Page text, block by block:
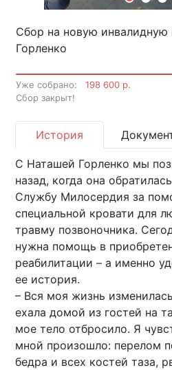
Сбор на новую инвалидную
Горленко
Уже собрано:
198 600 р.
Cбор закрыт!
История
С Наташей Горленко мы
назад, когда она
Службу Милосердия за
специальной кровати для
травму позвоночника.
нужна помощь в
реабилитации – а именно
ее история.
– Вся моя жизнь
ехала домой из гостей на
мое тело отбросило. Я
мной произошло: перелом
бедра и всех костей таза,